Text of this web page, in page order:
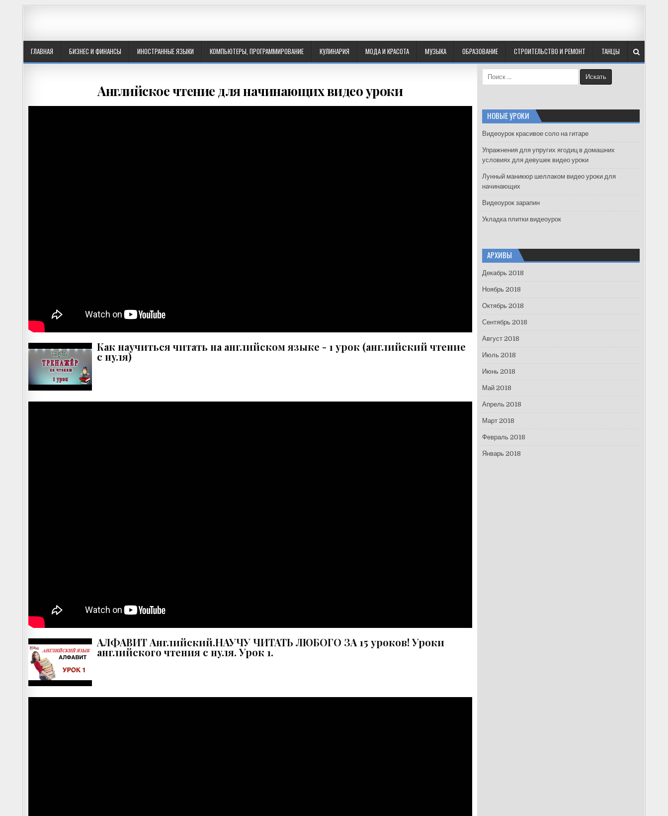
ГЛАВНАЯ БИЗНЕС И ФИНАНСЫ ИНОСТРАННЫЕ ЯЗЫКИ КОМПЬЮТЕРЫ, ПРОГРАММИРОВАНИЕ КУЛИНАРИЯ МОДА И КРАСОТА МУЗЫКА ОБРАЗОВАНИЕ СТРОИТЕЛЬСТВО И РЕМОНТ ТАНЦЫ
Английское чтение для начинающих видео уроки
Как научиться читать на английском языке - 1 урок (английский чтение
с нуля)
АЛФАВИТ Английский.НАУЧУ ЧИТАТЬ ЛЮБОГО ЗА 15 уроков! Уроки
английского чтения с нуля. Урок 1.
e
h
f
r
:
НОВЫЕ УРОКИ
Видеоурок красивое соло на гитаре
Упражнения для упругих ягодиц в домашних
условиях для девушек видео уроки
Лунный маникюр шеллаком видео уроки для
начинающих
Видеоурок зарапин
Укладка плитки видеоурок
АРХИВЫ
Декабрь 2018
Ноябрь 2018
Октябрь 2018
Сентябрь 2018
Август 2018
Июль 2018
Июнь 2018
Май 2018
Апрель 2018
Март 2018
Февраль 2018
Январь 2018